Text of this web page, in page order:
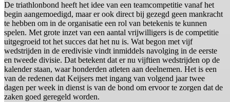
De triathlonbond heeft het idee van een teamcompetitie vanaf het
begin aangemoedigd, maar er ook direct bij gezegd geen mankracht
te hebben om in de organisatie een rol van betekenis te kunnen
spelen. Met grote inzet van een aantal vrijwilligers is de competitie
uitgegroeid tot het succes dat het nu is. Wat begon met vijf
wedstrijden in de eredivisie vindt inmiddels navolging in de eerste
en tweede divisie. Dat betekent dat er nu vijftien wedstrijden op de
kalender staan, waar honderden atleten aan deelnemen. Het is een
van de redenen dat Keijsers met ingang van volgend jaar twee
dagen per week in dienst is van de bond om ervoor te zorgen dat de
zaken goed geregeld worden.